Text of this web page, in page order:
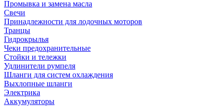
Промывка и замена масла
Свечи
Принадлежности для лодочных моторов
Транцы
Гидрокрылья
Чеки предохранительные
Стойки и тележки
Удлинители румпеля
Шланги для систем охлаждения
Выхлопные шланги
Электрика
Аккумуляторы